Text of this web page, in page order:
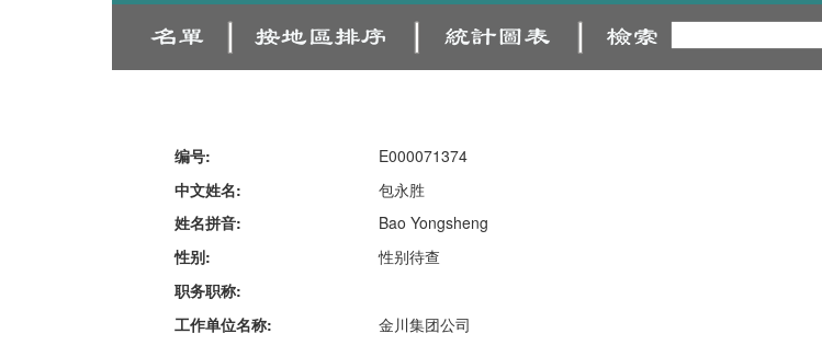
编号:
E000071374
中文姓名:
包永胜
姓名拼音:
Bao Yongsheng
性别:
性别待查
职务职称:
工作单位名称:
金川集团公司